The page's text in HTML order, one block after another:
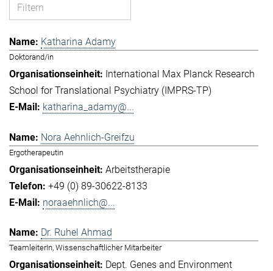
Katharina Adamy
Doktorand/in
International Max Planck Research
School for Translational Psychiatry (IMPRS-TP)
katharina_adamy@...
Nora Aehnlich-Greifzu
Ergotherapeutin
Arbeitstherapie
+49 (0) 89-30622-8133
noraaehnlich@...
Dr. Ruhel Ahmad
TeamleiterIn, Wissenschaftlicher Mitarbeiter
Dept. Genes and Environment